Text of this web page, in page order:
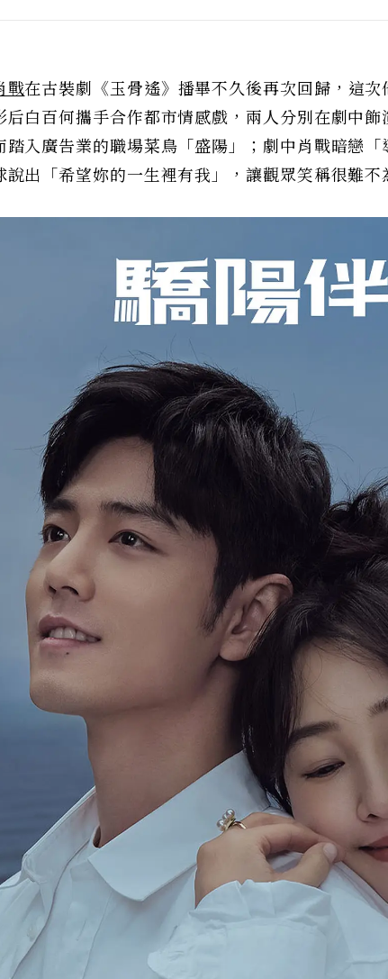
戰在古裝劇《玉骨遙》播畢不久後再次回歸，這
后白百何攜手合作都市情感戲，兩人分別在劇中
踏入廣告業的職場菜鳥「盛陽」；劇中肖戰暗戀
說出「希望妳的一生裡有我」，讓觀眾笑稱很難不